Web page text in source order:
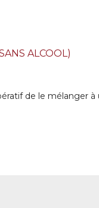
ALCOOL)
de le mélanger